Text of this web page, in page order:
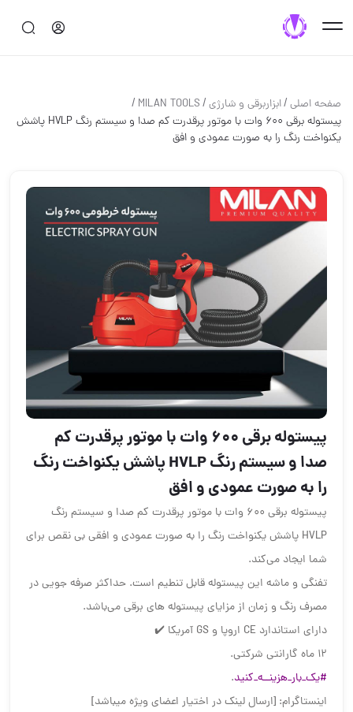
صفحه اصلی/ابزاربرقی و شارژی/
MILAN TOOLS
/
پیستوله برقی ۶۰۰ وات با موتور پرقدرت کم صدا و سیستم رنگ HVLP پاشش
یکنواخت رنگ را به صورت عمودی و افق
پیستوله برقی ۶۰۰ وات با موتور پرقدرت کم
صدا و سیستم رنگ HVLP پاشش یکنواخت رنگ
را به صورت عمودی و افق
پیستوله برقی ۶۰۰ وات با موتور پرقدرت کم صدا و سیستم رنگ
HVLP پاشش یکنواخت رنگ را به صورت عمودی و افقی بی نقص برای
شما ایجاد می‌کند.
تفنگی و ماشه این پیستوله قابل تنطیم است. حداکثر صرفه جویی در
مصرف رنگ و زمان از مزایای پیستوله های برقی می‌باشد.
دارای استاندارد CE اروپا و GS آمریکا ✔️
۱۲ ماه گارانتی شرکتی.
#یک_بار_هزینــه_کنید.
اینستاگرام: [ارسال لینک در اختیار اعضای ویژه میباشد]